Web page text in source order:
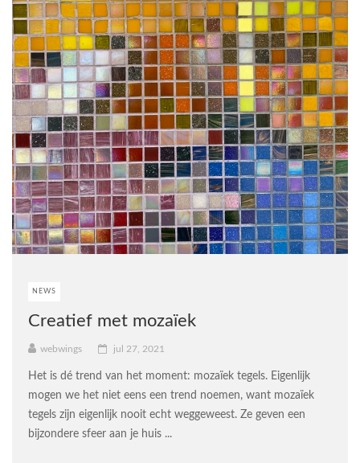
NEWS
Creatief met mozaïek
webwings jul 27, 2021
Het is dé trend van het moment: mozaïek tegels. Eigenlijk
mogen we het niet eens een trend noemen, want mozaïek
tegels zijn eigenlijk nooit echt weggeweest. Ze geven een
bijzondere sfeer aan je huis ...